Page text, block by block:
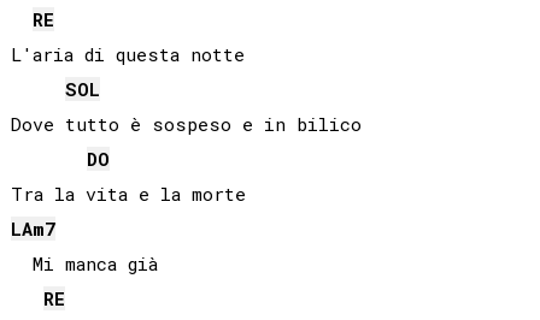
RE
L'aria di questa notte
SOL
Dove tutto è sospeso e in bilico
DO
LAm7
  Mi manca già
RE